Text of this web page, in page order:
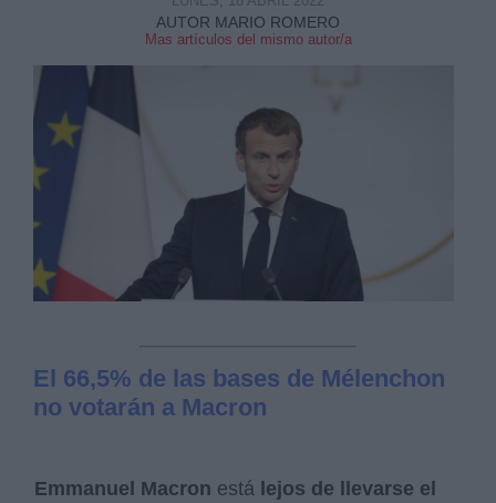
AUTOR MARIO ROMERO
Mas artículos del mismo autor/a
El 66,5% de las bases de Mélenchon
no votarán a Macron
Emmanuel Macron está lejos de llevarse el